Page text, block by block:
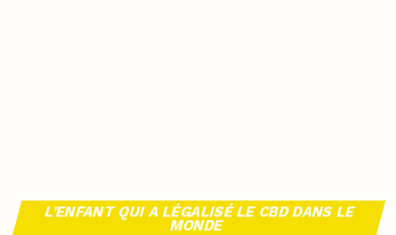
L’ENFANT QUI A LÉGALISÉ LE CBD DANS LE
MONDE